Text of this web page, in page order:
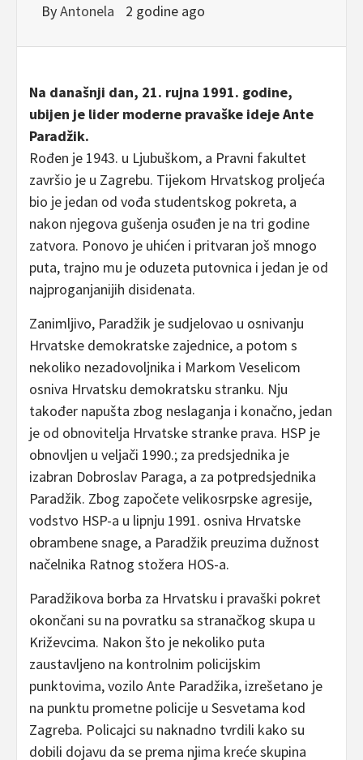
ByAntonela 2 godine ago
Na današnji dan, 21. rujna 1991. godine,
ubijen je lider moderne pravaške ideje Ante
Paradžik.
Rođen je 1943. u Ljubuškom, a Pravni fakultet
završio je u Zagrebu. Tijekom Hrvatskog proljeća
bio je jedan od vođa studentskog pokreta, a
nakon njegova gušenja osuđen je na tri godine
zatvora. Ponovo je uhićen i pritvaran još mnogo
puta, trajno mu je oduzeta putovnica i jedan je od
najproganjanijih disidenata.
Zanimljivo, Paradžik je sudjelovao u osnivanju
Hrvatske demokratske zajednice, a potom s
nekoliko nezadovoljnika i Markom Veselicom
osniva Hrvatsku demokratsku stranku. Nju
također napušta zbog neslaganja i konačno, jedan
je od obnovitelja Hrvatske stranke prava. HSP je
obnovljen u veljači 1990.; za predsjednika je
izabran Dobroslav Paraga, a za potpredsjednika
Paradžik. Zbog započete velikosrpske agresije,
vodstvo HSP-a u lipnju 1991. osniva Hrvatske
obrambene snage, a Paradžik preuzima dužnost
načelnika Ratnog stožera HOS-a.
Paradžikova borba za Hrvatsku i pravaški pokret
okončani su na povratku sa stranačkog skupa u
Križevcima. Nakon što je nekoliko puta
zaustavljeno na kontrolnim policijskim
punktovima, vozilo Ante Paradžika, izrešetano je
na punktu prometne policije u Sesvetama kod
Zagreba. Policajci su naknadno tvrdili kako su
dobili dojavu da se prema njima kreće skupina